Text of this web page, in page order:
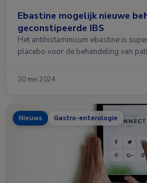
Ebastine mogelijk nieuwe
geconstipeerde IBS
Het antihistaminicum ebastine is
placebo voor de behandeling van
30 mei 2024
Nieuws Gastro-enterologie